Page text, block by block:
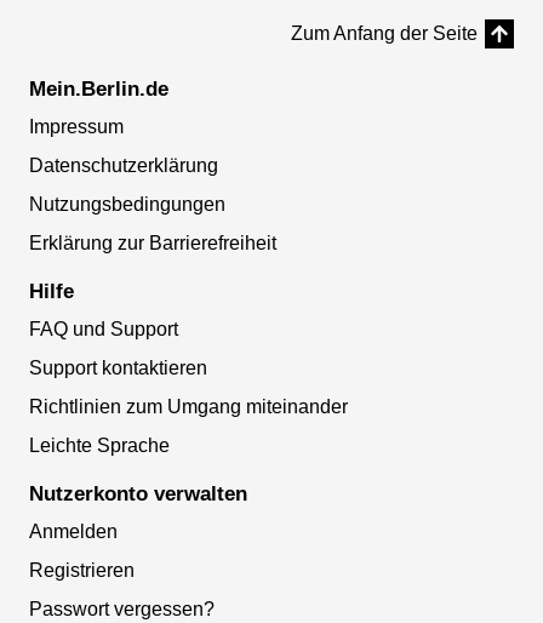
Zum Anfang der Seite
Mein.Berlin.de
Impressum
Datenschutzerklärung
Nutzungsbedingungen
Erklärung zur Barrierefreiheit
Hilfe
FAQ und Support
Support kontaktieren
Richtlinien zum Umgang miteinander
Leichte Sprache
Nutzerkonto verwalten
Anmelden
Registrieren
Passwort vergessen?